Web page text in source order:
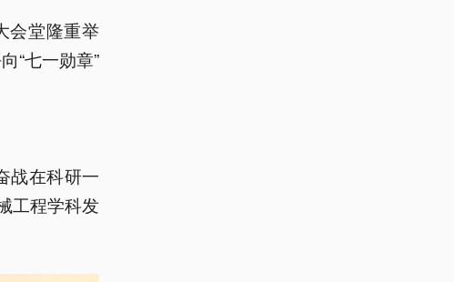
会堂隆重举
“七一勋章”
战在科研一
工程学科发